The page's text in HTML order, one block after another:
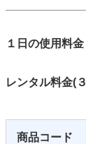
１日の使用料金
レンタル料金(
商品コード